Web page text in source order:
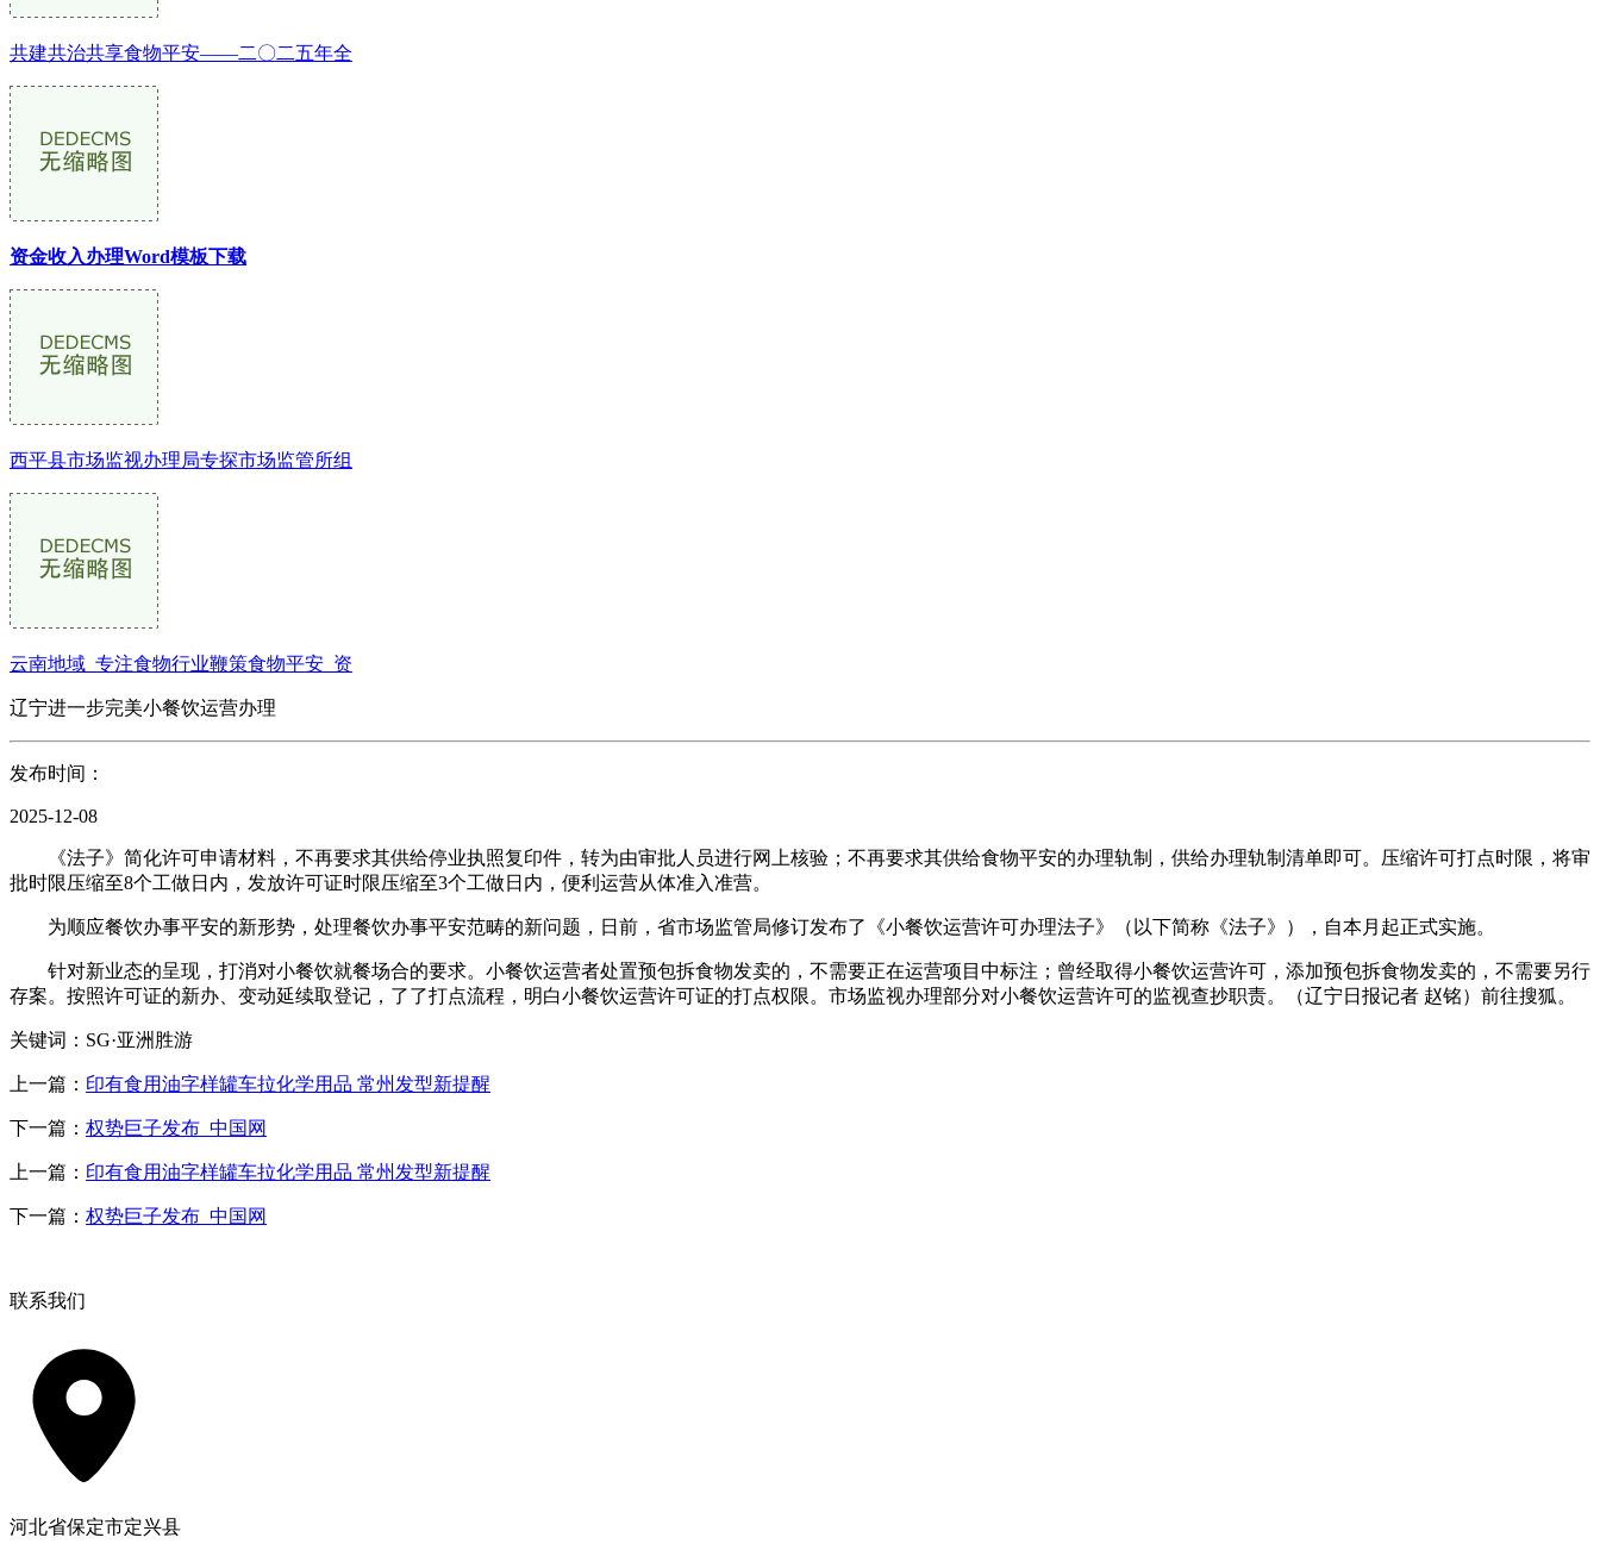
共建共治共享食物平安——二〇二五年全
资金收入办理Word模板下载
西平县市场监视办理局专探市场监管所组
云南地域_专注食物行业鞭策食物平安_资
辽宁进一步完美小餐饮运营办理
发布时间：
2025-12-08
《法子》简化许可申请材料，不再要求其供给停业执照复印件，转为由审批人员进行网上核验；不再要求其供给食物平安的办理轨制，供给办理轨制清单即可。压缩许可打点时限，将审
批时限压缩至8个工做日内，发放许可证时限压缩至3个工做日内，便利运营从体准入准营。
为顺应餐饮办事平安的新形势，处理餐饮办事平安范畴的新问题，日前，省市场监管局修订发布了《小餐饮运营许可办理法子》（以下简称《法子》），自本月起正式实施。
针对新业态的呈现，打消对小餐饮就餐场合的要求。小餐饮运营者处置预包拆食物发卖的，不需要正在运营项目中标注；曾经取得小餐饮运营许可，添加预包拆食物发卖的，不需要另行
存案。按照许可证的新办、变动延续取登记，了了打点流程，明白小餐饮运营许可证的打点权限。市场监视办理部分对小餐饮运营许可的监视查抄职责。（辽宁日报记者 赵铭）前往搜狐。
关键词：SG·亚洲胜游
上一篇： 印有食用油字样罐车拉化学用品 常州发型新提醒
下一篇： 权势巨子发布_中国网
上一篇： 印有食用油字样罐车拉化学用品 常州发型新提醒
下一篇： 权势巨子发布_中国网
联系我们
河北省保定市定兴县